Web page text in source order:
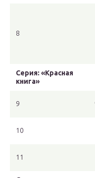
8
Серия: «Красная
книга»
9
10
11